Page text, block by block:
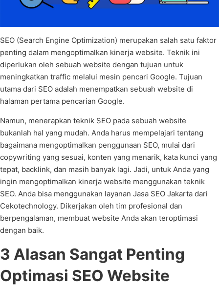
SEO (Search Engine Optimization) merupakan salah satu faktor
penting dalam mengoptimalkan kinerja website. Teknik ini
diperlukan oleh sebuah website dengan tujuan untuk
meningkatkan traffic melalui mesin pencari Google. Tujuan
utama dari SEO adalah menempatkan sebuah website di
halaman pertama pencarian Google.
Namun, menerapkan teknik SEO pada sebuah website
bukanlah hal yang mudah. Anda harus mempelajari tentang
bagaimana mengoptimalkan penggunaan SEO, mulai dari
copywriting yang sesuai, konten yang menarik, kata kunci yang
tepat, backlink, dan masih banyak lagi. Jadi, untuk Anda yang
ingin mengoptimalkan kinerja website menggunakan teknik
SEO. Anda bisa menggunakan layanan Jasa SEO Jakarta dari
Cekotechnology. Dikerjakan oleh tim profesional dan
berpengalaman, membuat website Anda akan teroptimasi
dengan baik.
3 Alasan Sangat Penting
Optimasi SEO Website